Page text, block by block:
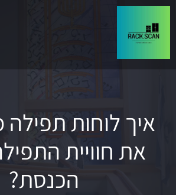
איך לוחות
את חוויית
הכנסת?